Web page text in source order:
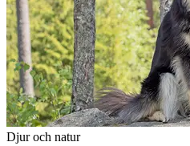
Djur och natur